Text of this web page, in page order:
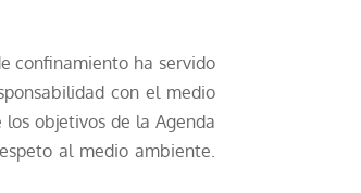
confinamiento ha servido
con el medio
objetivos de la Agenda
al medio ambiente.